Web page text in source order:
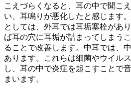
こえづらくなると、耳の中で聞こ
い、耳鳴りが悪化したと感じます
としては、外耳では耳垢塞栓があ
ば耳の穴に耳垢が詰まってしまう
ることで改善します。中耳では、
あります。これらは細菌やウイル
し、耳の中で炎症を起こすことで
まいます。